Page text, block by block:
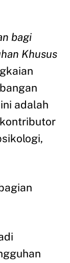
bagi
Khusus
adalah